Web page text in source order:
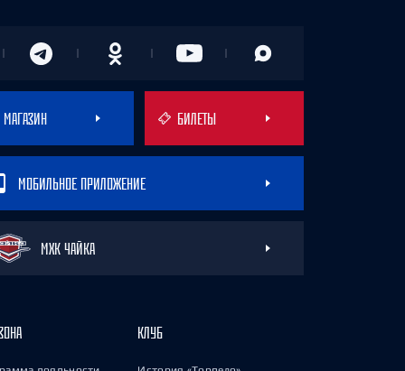
МАГАЗИН БИЛЕТЫ
МОБИЛЬНОЕ ПРИЛОЖЕНИЕ
МХК ЧАЙКА
КЛУБ